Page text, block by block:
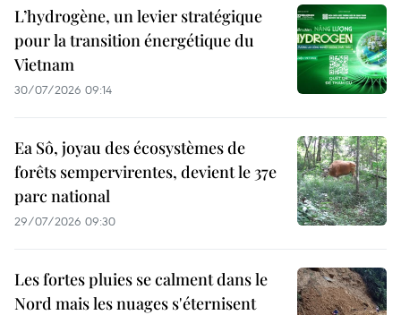
L’hydrogène, un levier stratégique
pour la transition énergétique du
Vietnam
30/07/2026 09:14
Ea Sô, joyau des écosystèmes de
forêts sempervirentes, devient le 37e
parc national
29/07/2026 09:30
Les fortes pluies se calment dans le
Nord mais les nuages s'éternisent